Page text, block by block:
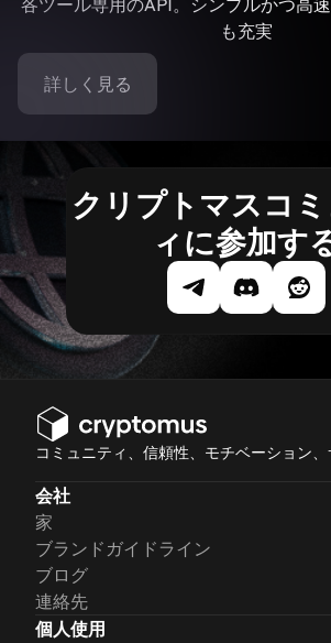
各ツール専用のAPI。シンプルかつ高
も充実
詳しく見る
クリプトマスコ
ィに参加す
コミュニティ、信頼性、モチベーション、
会社
家
ブランドガイドライン
ブログ
連絡先
個人使用